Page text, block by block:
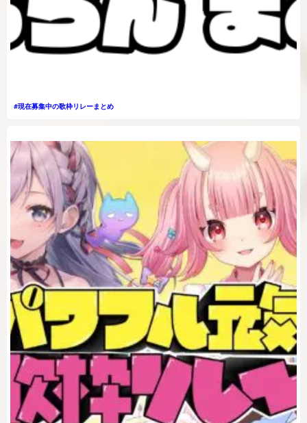
#現在募集中の歌枠リレーまとめ